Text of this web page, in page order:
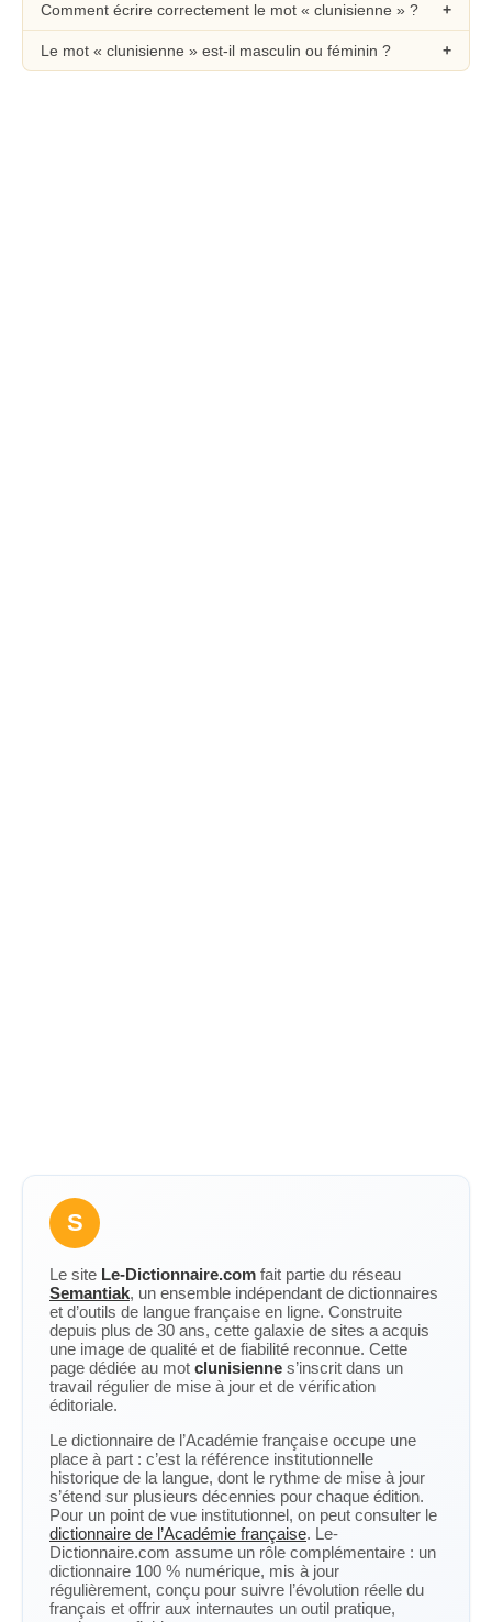
Comment écrire correctement le mot « clunisienne » ?
Le mot « clunisienne » est-il masculin ou féminin ?
S
Le site Le-Dictionnaire.com fait partie du réseau
Semantiak, un ensemble indépendant de dictionnaires
et d’outils de langue française en ligne. Construite
depuis plus de 30 ans, cette galaxie de sites a acquis
une image de qualité et de fiabilité reconnue. Cette
page dédiée au mot clunisienne s’inscrit dans un
travail régulier de mise à jour et de vérification
éditoriale.
Le dictionnaire de l’Académie française occupe une
place à part : c’est la référence institutionnelle
historique de la langue, dont le rythme de mise à jour
s’étend sur plusieurs décennies pour chaque édition.
Pour un point de vue institutionnel, on peut consulter le
dictionnaire de l’Académie française. Le-
Dictionnaire.com assume un rôle complémentaire : un
dictionnaire 100 % numérique, mis à jour
régulièrement, conçu pour suivre l’évolution réelle du
français et offrir aux internautes un outil pratique,